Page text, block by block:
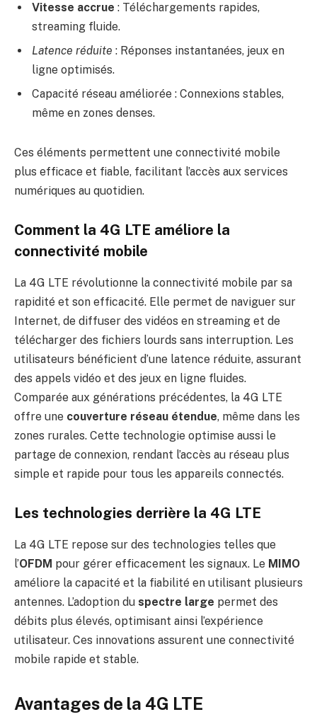
Vitesse accrue : Téléchargements rapides,
streaming fluide.
Latence réduite : Réponses instantanées, jeux en
ligne optimisés.
Capacité réseau améliorée : Connexions stables,
même en zones denses.
Ces éléments permettent une connectivité mobile
plus efficace et fiable, facilitant l’accès aux services
numériques au quotidien.
Comment la 4G LTE améliore la
connectivité mobile
La 4G LTE révolutionne la connectivité mobile par sa
rapidité et son efficacité. Elle permet de naviguer sur
Internet, de diffuser des vidéos en streaming et de
télécharger des fichiers lourds sans interruption. Les
utilisateurs bénéficient d’une latence réduite, assurant
des appels vidéo et des jeux en ligne fluides.
Comparée aux générations précédentes, la 4G LTE
offre une couverture réseau étendue, même dans les
zones rurales. Cette technologie optimise aussi le
partage de connexion, rendant l’accès au réseau plus
simple et rapide pour tous les appareils connectés.
Les technologies derrière la 4G LTE
La 4G LTE repose sur des technologies telles que
l’OFDM pour gérer efficacement les signaux. Le MIMO
améliore la capacité et la fiabilité en utilisant plusieurs
antennes. L’adoption du spectre large permet des
débits plus élevés, optimisant ainsi l’expérience
utilisateur. Ces innovations assurent une connectivité
mobile rapide et stable.
Avantages de la 4G LTE